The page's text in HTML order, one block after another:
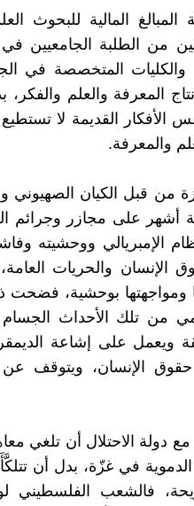
المالية للبحوث
من الطلبة الجامعيين في
والكليات المتخصصة في
المعرفة والعلم والفكر،
الأفكار القديمة لا
والمعرفة.
من قبل الكيان الصهيوني
أشهر على مجازر وجرائم
الإمبريالي ووحشيته
الإنسان والحريات
ومواجهتها بوحشية،
من تلك الأحداث
ويعمل على إشاعة
حقوق الإنسان، ويتوقف
دولة الاحتلال أن تلغي
في غزّة، بدل أن
فالشعب الفلسطيني